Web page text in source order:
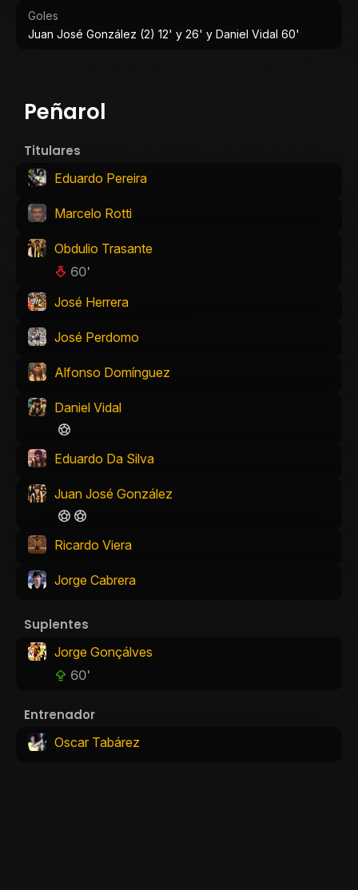
Goles
Juan José González (2) 12' y 26' y Daniel Vidal 60'
Peñarol
Titulares
Eduardo Pereira
Marcelo Rotti
Obdulio Trasante
60'
José Herrera
José Perdomo
Alfonso Domínguez
Daniel Vidal
Eduardo Da Silva
Juan José González
Ricardo Viera
Jorge Cabrera
Suplentes
Jorge Gonçálves
60'
Entrenador
Oscar Tabárez